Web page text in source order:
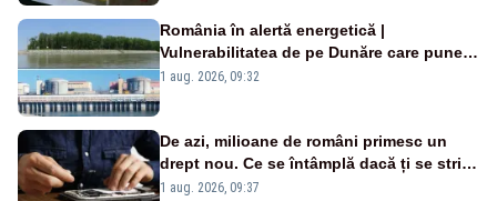
România în alertă energetică |
Vulnerabilitatea de pe Dunăre care pune
în pericol Centrala Cernavodă era
1 aug. 2026, 09:32
De azi, milioane de români primesc un
drept nou. Ce se întâmplă dacă ți se strică
un produs
1 aug. 2026, 09:37